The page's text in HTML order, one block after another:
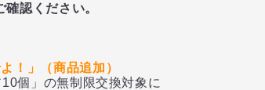
認ください。
！」（商品追加）
」の無制限交換対象に